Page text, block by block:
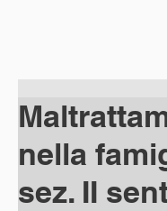
nella
sez. II